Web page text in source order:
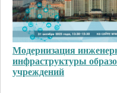
Модернизация
инфраструктуры
учреждений